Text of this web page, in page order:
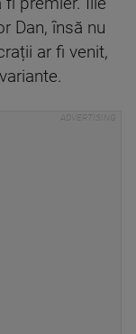
Dan, însă nu
ar fi venit,